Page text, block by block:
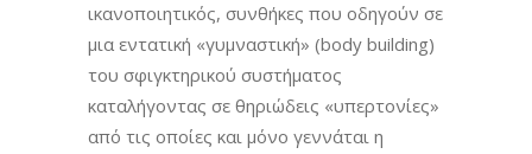
ικανοποιητικός, συνθήκες που οδηγούν σε
μια εντατική «γυμναστική» (body building)
του σφιγκτηρικού συστήματος
καταλήγοντας σε θηριώδεις «υπερτονίες»
από τις οποίες και μόνο γεννάται η